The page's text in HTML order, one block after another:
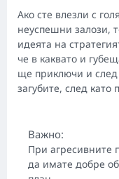
Ако сте влезли с
неуспешни залози,
идеята на
че в каквато и
ще приключи и
загубите, след
Важно:
При агресивните
да имате добре